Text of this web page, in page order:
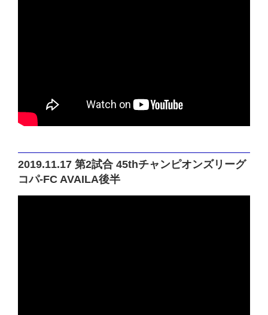
2019.11.17 第2試合 45thチャンピオンズリーグ
コパ-FC AVAILA後半